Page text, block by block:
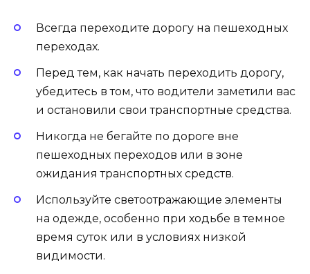
Всегда переходите дорогу на пешеходных
переходах.
Перед тем, как начать переходить дорогу,
убедитесь в том, что водители заметили вас
и остановили свои транспортные средства.
Никогда не бегайте по дороге вне
пешеходных переходов или в зоне
ожидания транспортных средств.
Используйте светоотражающие элементы
на одежде, особенно при ходьбе в темное
время суток или в условиях низкой
видимости.